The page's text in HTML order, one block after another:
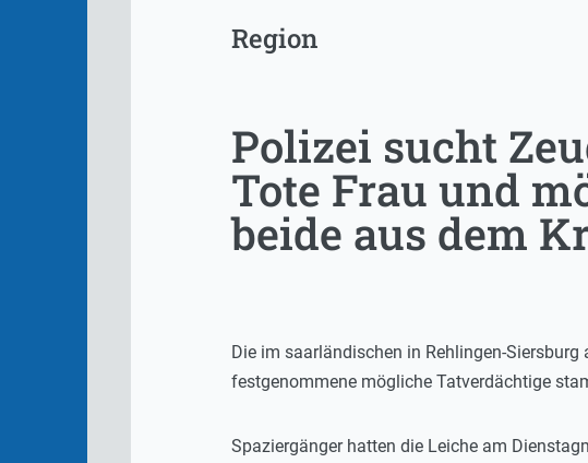
Region
Polizei sucht
Tote Frau und
beide aus dem
Die im saarländischen in Rehlingen-
festgenommene mögliche Tatverdächtige
Spaziergänger hatten die Leiche am